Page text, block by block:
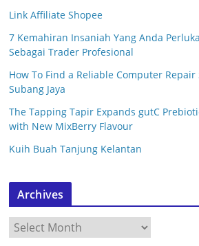
Link Affiliate Shopee
7 Kemahiran Insaniah Yang Anda
Sebagai Trader Profesional
How To Find a Reliable Computer Repair
Subang Jaya
The Tapping Tapir Expands gutC
with New MixBerry Flavour
Kuih Buah Tanjung Kelantan
Archives
r